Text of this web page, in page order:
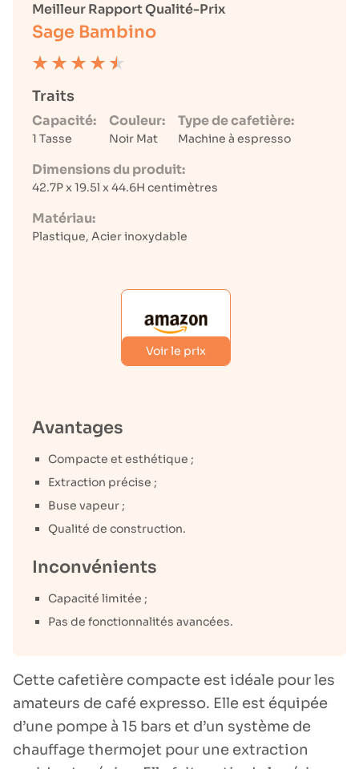
Meilleur Rapport Qualité-Prix
Sage Bambino
Traits
Capacité:
1 Tasse
Couleur:
Noir Mat
Type de cafetière:
Machine à espresso
Dimensions du produit:
42.7P x 19.5l x 44.6H centimètres
Matériau:
Plastique, Acier inoxydable
Voir le prix
Avantages
Compacte et esthétique ;
Extraction précise ;
Buse vapeur ;
Qualité de construction.
Inconvénients
Capacité limitée ;
Pas de fonctionnalités avancées.
Cette cafetière compacte est idéale pour les
amateurs de café expresso. Elle est équipée
d’une pompe à 15 bars et d’un système de
chauffage thermojet pour une extraction